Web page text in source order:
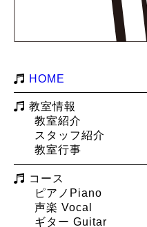
HOME
教室情報
教室紹介
スタッフ紹介
教室行事
コース
ピアノPiano
声楽 Vocal
ギター Guitar